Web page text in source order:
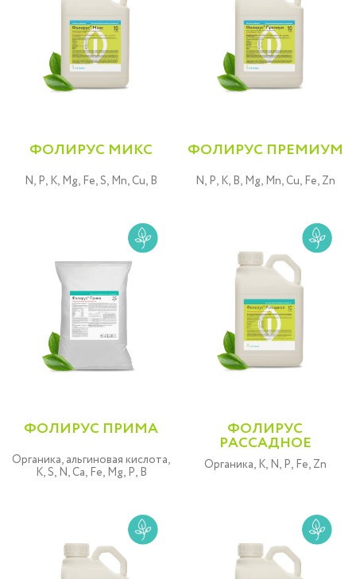
ФОЛИРУС МИКС
N, P, K, Mg, Fe, S, Mn, Cu, B
ФОЛИРУС ПРЕМИУМ
N, P, K, B, Mg, Mn, Cu, Fe, Zn
ФОЛИРУС ПРИМА
Органика, альгиновая кислота,
K, S, N, Ca, Fe, Mg, P, B
ФОЛИРУС
РАССАДНОЕ
Органика, K, N, P, Fe, Zn